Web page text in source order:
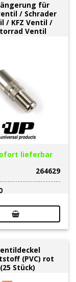
für
/ Schrader
/ KFZ Ventil /
Ventil
lieferbar
264629
(PVC) rot
(25 Stück)